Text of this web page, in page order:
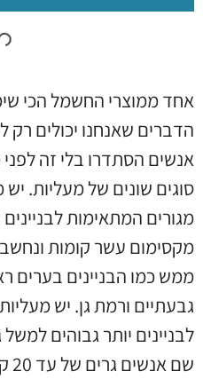
אחד ממוצרי החשמל הכי
הדברים שאנחנו יכולים רק
אנשים הסתדרו בלי זה
סוגים שונים של מעליות. יש
מקסימום עשר קומות
ממש כמו הבניינים בערים
גבעתיים ורמת גן. יש
לבניינים יותר גבוהים